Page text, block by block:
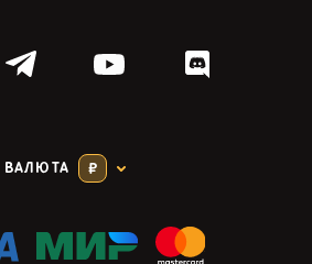
ВАЛЮТА ₽